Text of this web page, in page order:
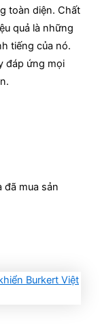
toàn diện. Chất
quả là những
tiếng của nó.
đáp ứng mọi
mua sản